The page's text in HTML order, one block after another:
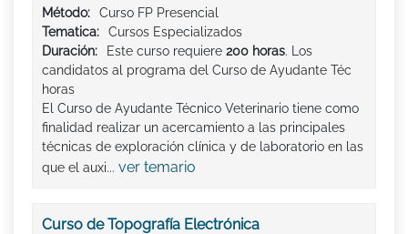
Método:
Curso FP Presencial
Tematica:
Cursos Especializados
Duración:
Este curso requiere 200 horas. Los
candidatos al programa del Curso de Ayudante Téc
horas
El Curso de Ayudante Técnico Veterinario tiene como
finalidad realizar un acercamiento a las principales
técnicas de exploración clínica y de laboratorio en las
que el auxi... ver temario
Curso de Topografía Electrónica